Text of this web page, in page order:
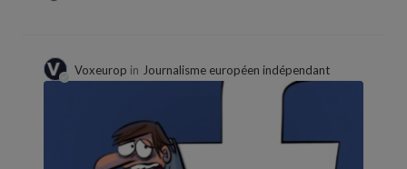
Voxeurop in Journalisme européen indépendant